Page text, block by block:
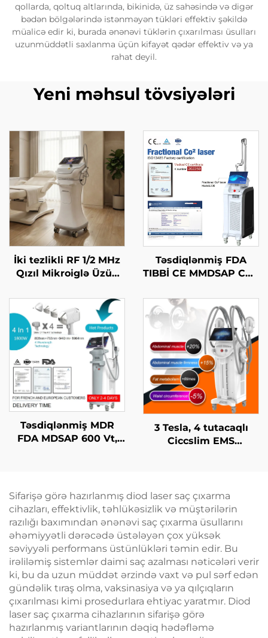
qollarda, qoltuq altlarında, bikinidə, üz sahəsində və digər
bədən bölgələrində istənməyən tükləri effektiv şəkildə
müalicə edir ki, burada ənənəvi tüklərin çıxarılması üsulları
uzunmüddətli saxlanma üçün kifayət qədər effektiv və ya
rahat deyil.
Yeni məhsul tövsiyələri
İki tezlikli RF 1/2 MHz
Qızıl Mikroiglə Üzün
Təsdiqlənmiş FDA
TIBBİ CE MMDSAP CO2
Maşını
Təsdiqlənmiş MDR
FDA MDSAP 600 Vt,
nm, 808 nm, 940 nm,
1064 nm diod laser saç
çıxarma maşını
3 Tesla, 4 tutacaqlı
Ciccslim EMS
Stimulyasiya
Sifarişə görə hazırlanmış diod laser saç çıxarma
cihazları, effektivlik, təhlükəsizlik və müştərilərin
razılığı baxımından ənənəvi saç çıxarma üsullarını
əhəmiyyətli dərəcədə üstələyən çox yüksək
səviyyəli performans üstünlükləri təmin edir. Bu
irəliləmiş sistemlər daimi saç azalması nəticələri verir
ki, bu da uzun müddət ərzində vaxt və pul sərf edən
gündəlik tıraş olma, vaksinasiya və ya qılçıqların
çıxarılması kimi prosedurlara ehtiyac yaratmır. Diod
laser saç çıxarma cihazlarının sifarişə görə
hazırlanmış variantlarının dəqiq hədəfləmə